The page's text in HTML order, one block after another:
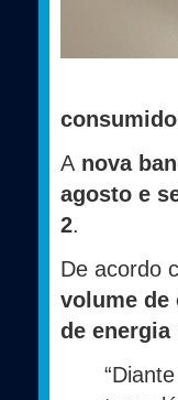
A nova
agosto e
2.
De acordo
volume de
de